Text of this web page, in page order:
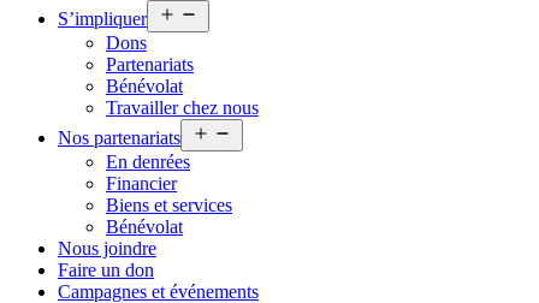
S’impliquer
le
Dons
Partenariats
Bénévolat
Travailler chez nous
Nos partenariats
le
En denrées
Financier
Biens et services
Bénévolat
Nous joindre
Faire un don
Campagnes et événements